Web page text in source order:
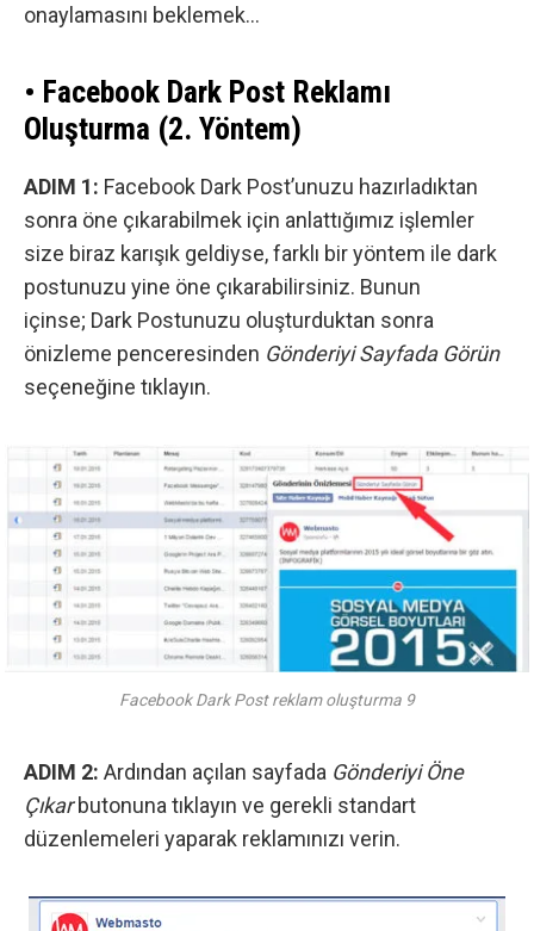
onaylamasını beklemek…
• Facebook Dark Post Reklamı
Oluşturma (2. Yöntem)
ADIM 1: Facebook Dark Post’unuzu hazırladıktan
sonra öne çıkarabilmek için anlattığımız işlemler
size biraz karışık geldiyse, farklı bir yöntem ile dark
postunuzu yine öne çıkarabilirsiniz. Bunun
içinse; Dark Postunuzu oluşturduktan sonra
önizleme penceresinden Gönderiyi Sayfada Görün
seçeneğine tıklayın.
Facebook Dark Post reklam oluşturma 9
ADIM 2: Ardından açılan sayfada Gönderiyi Öne
Çıkarbutonuna tıklayın ve gerekli standart
düzenlemeleri yaparak reklamınızı verin.